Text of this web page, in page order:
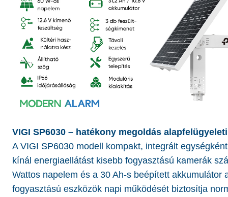
VIGI SP6030 – hatékony megoldás
A VIGI SP6030 modell kompakt, integrált egységként
kínál energiaellátást kisebb fogyasztású kamerák
Wattos napelem és a 30 Ah-s beépített akkumulátor
fogyasztású eszközök napi működését biztosítja